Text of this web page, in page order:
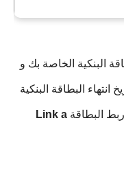
البنكية الخاصة بك و
انتهاء البطاقة البنكية
البطاقة Link a